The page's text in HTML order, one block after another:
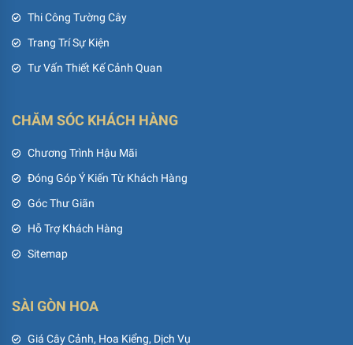
Thi Công Tường Cây
Trang Trí Sự Kiện
Tư Vấn Thiết Kế Cảnh Quan
CHĂM SÓC KHÁCH HÀNG
Chương Trình Hậu Mãi
Đóng Góp Ý Kiến Từ Khách Hàng
Góc Thư Giãn
Hỗ Trợ Khách Hàng
Sitemap
SÀI GÒN HOA
Giá Cây Cảnh, Hoa Kiểng, Dịch Vụ